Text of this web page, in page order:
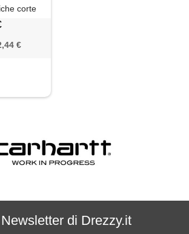
corte
comoda,
€
di Drezzy.it